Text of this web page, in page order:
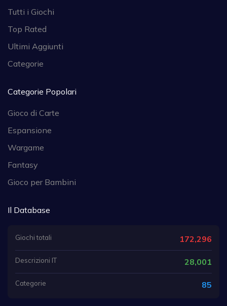
Tutti i Giochi
Top Rated
Ultimi Aggiunti
Categorie
Categorie Popolari
Gioco di Carte
Espansione
Wargame
Fantasy
Gioco per Bambini
Il Database
Giochi totali 172,296
Descrizioni IT 28,001
Categorie 85